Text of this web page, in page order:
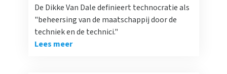
De Dikke Van Dale definieert technocratie als
"beheersing van de maatschappij door de
techniek en de technici."
Lees meer